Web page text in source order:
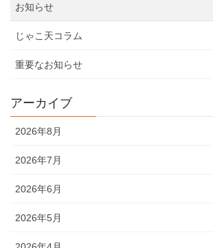
お知らせ
じゃこ天コラム
重要なお知らせ
アーカイブ
2026年8月
2026年7月
2026年6月
2026年5月